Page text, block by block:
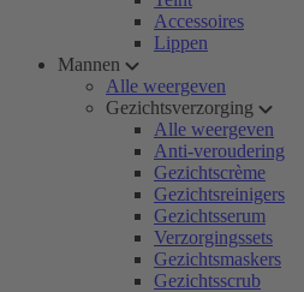
Accessoires
Lippen
Mannen
Alle weergeven
Gezichtsverzorging
Alle weergeven
Anti-veroudering
Gezichtscrème
Gezichtsreinigers
Gezichtsserum
Verzorgingssets
Gezichtsmaskers
Gezichtsscrub